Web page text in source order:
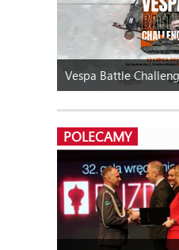
Vespa Battle
POLECAMY